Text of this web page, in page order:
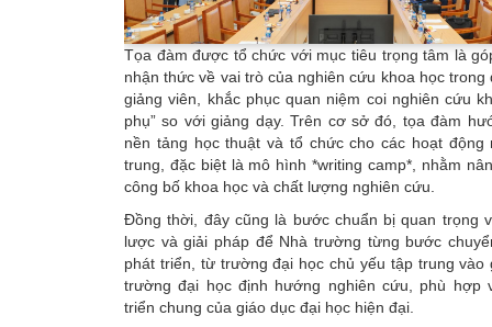
Tọa đàm được tổ chức với mục tiêu trọng tâm là
nhận thức về vai trò của nghiên cứu khoa học trong
giảng viên, khắc phục quan niệm coi nghiên cứu
phụ” so với giảng dạy. Trên cơ sở đó, tọa đàm
nền tảng học thuật và tổ chức cho các hoạt động
trung, đặc biệt là mô hình *writing camp*, nhằm
công bố khoa học và chất lượng nghiên cứu.
Đồng thời, đây cũng là bước chuẩn bị quan trọng
lược và giải pháp để Nhà trường từng bước
phát triển, từ trường đại học chủ yếu tập trung vào
trường đại học định hướng nghiên cứu, phù hợp
triển chung của giáo dục đại học hiện đại.